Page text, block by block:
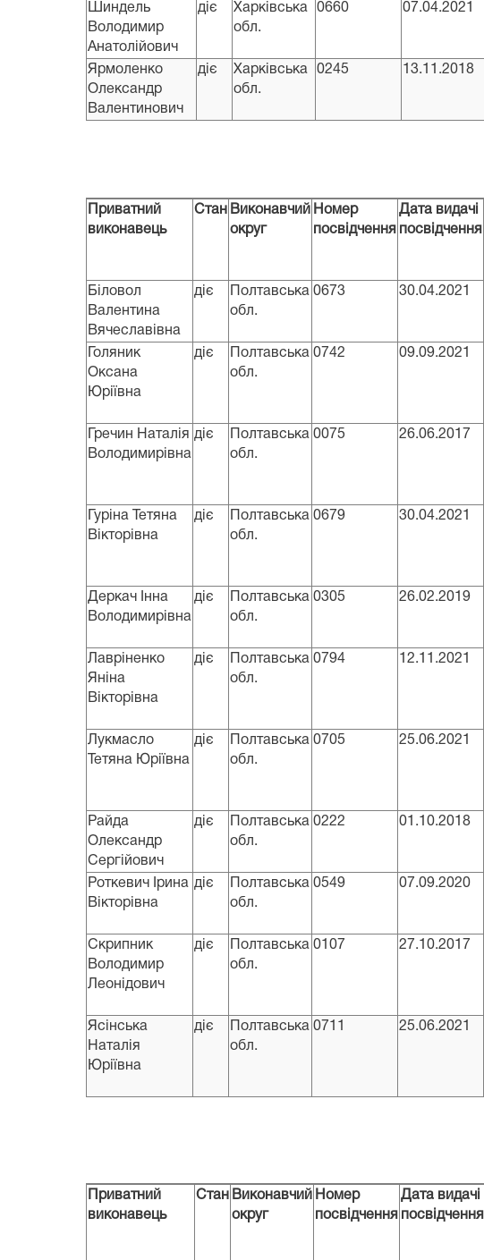
Шиндель
Володимир
Анатолійович
діє
Харківська
обл.
0660 07.04.2021
Ярмоленко
Олександр
Валентинович
діє
Харківська
обл.
0245 13.11.2018
Приватний
виконавець
Стан Виконавчий
округ
Номер
посвідчення
Дата видачі
посвідчення
Біловол
Валентина
Вячеславівна
діє
Полтавська
обл.
0673 30.04.2021
Голяник
Оксана
Юріївна
діє
Полтавська
обл.
0742 09.09.2021
Гречин Наталія
Володимирівна
діє
Полтавська
обл.
0075 26.06.2017
Гуріна Тетяна
Вікторівна
діє
Полтавська
обл.
0679 30.04.2021
Деркач Інна
Володимирівна
діє
Полтавська
обл.
0305 26.02.2019
Лавріненко
Яніна
Вікторівна
діє
Полтавська
обл.
0794 12.11.2021
Лукмасло
Тетяна Юріївна
діє
Полтавська
обл.
0705 25.06.2021
Райда
Олександр
Сергійович
діє
Полтавська
обл.
0222 01.10.2018
Роткевич Ірина
Вікторівна
діє
Полтавська
обл.
0549 07.09.2020
Скрипник
Володимир
Леонідович
діє
Полтавська
обл.
0107 27.10.2017
Ясінська
Наталія
Юріївна
діє
Полтавська
обл.
0711 25.06.2021
Приватний
виконавець
Стан Виконавчий
округ
Номер
посвідчення
Дата видачі
посвідчення